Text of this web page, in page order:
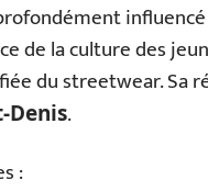
de la culture des
du streetwear. Sa
Denis.
: